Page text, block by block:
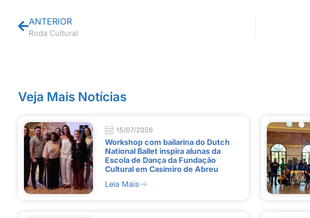
ANTERIOR
Roda Cultural
Veja Mais Notícias
15/07/2026
Workshop com bailarina do Dutch
National Ballet inspira alunas da
Escola de Dança da Fundação
Cultural em Casimiro de Abreu
Leia Mais